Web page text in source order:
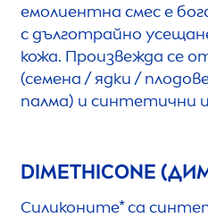
емолиентна смес е
с дълготрайно
кожа. Произвежда се
(семена / ядки /
палма) и синтетични
DIMETHICONE
Силиконите* са